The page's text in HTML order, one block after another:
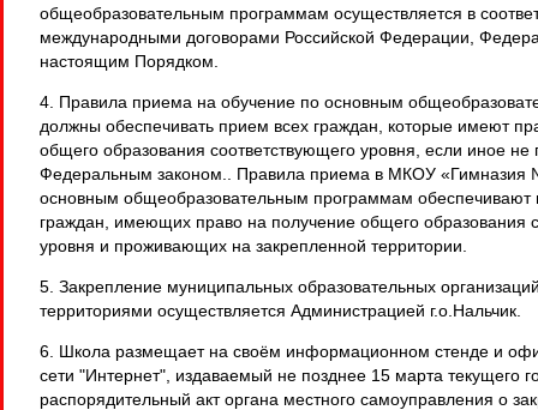
общеобразовательным программам осуществляется в
международными договорами Российской Федерации,
настоящим Порядком.
4. Правила приема на обучение по основным
должны обеспечивать прием всех граждан, которые имеют
общего образования соответствующего уровня, если иное не
Федеральным законом.. Правила приема в МКОУ «Гимназия
основным общеобразовательным программам
граждан, имеющих право на получение общего образования
уровня и проживающих на закрепленной территории.
5. Закрепление муниципальных образовательных
территориями осуществляется Администрацией г.о.Нальчик.
6. Школа размещает на своём информационном стенде и
сети "Интернет", издаваемый не позднее 15 марта текущего
распорядительный акт органа местного самоуправления о